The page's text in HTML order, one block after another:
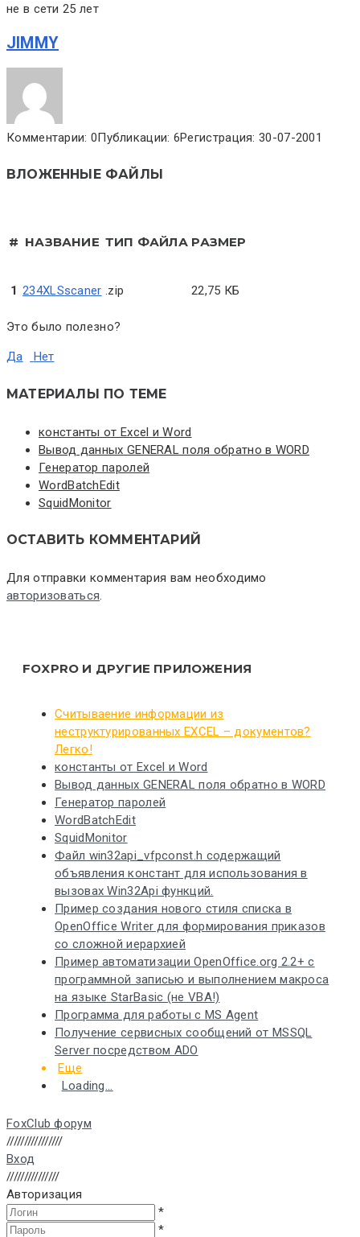
не в сети 25 лет
JIMMY
Комментарии: 0Публикации: 6Регистрация: 30-07-2001
ВЛОЖЕННЫЕ ФАЙЛЫ
# НАЗВАНИЕ ТИП ФАЙЛА РАЗМЕР
1 234XLSscaner .zip 22,75 КБ
Это было полезно?
Да Нет
МАТЕРИАЛЫ ПО ТЕМЕ
константы от Excel и Word
Вывод данных GENERAL поля обратно в WORD
Генератор паролей
WordBatchEdit
SquidMonitor
ОСТАВИТЬ КОММЕНТАРИЙ
Для отправки комментария вам необходимо
авторизоваться.
FOXPRO И ДРУГИЕ ПРИЛОЖЕНИЯ
Считываение информации из
неструктурированных EXCEL – документов?
Легко!
константы от Excel и Word
Вывод данных GENERAL поля обратно в WORD
Генератор паролей
WordBatchEdit
SquidMonitor
Файл win32api_vfpconst.h содержащий
объявления констант для использования в
вызовах Win32Api функций.
Пример создания нового стиля списка в
OреnOffice Writer для формирования приказов
со сложной иерархией
Пример автоматизации OpenOffice.org 2.2+ с
программной записью и выполнением макроса
на языке StarBasic (не VBA!)
Программа для работы с MS Agent
Получение сервисных сообщений от MSSQL
Server посредством ADO
Еще
Loading...
FoxClub форум
////////////////
Вход
///////////////
Авторизация
*
*